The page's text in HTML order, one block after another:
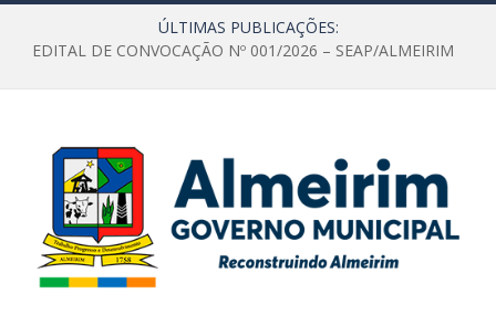
ÚLTIMAS PUBLICAÇÕES:
EDITAL DE CONVOCAÇÃO Nº 001/2026 – SEAP/ALMEIRIM